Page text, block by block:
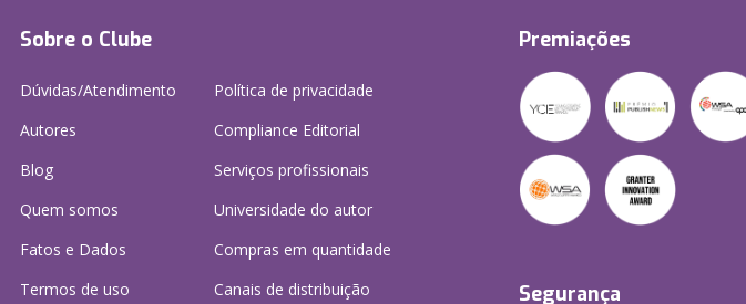
Sobre o Clube
Dúvidas/Atendimento
Autores
Blog
Quem somos
Fatos e Dados
Termos de uso
Política de privacidade
Compliance Editorial
Serviços profissionais
Universidade do autor
Compras em quantidade
Canais de distribuição
Premiações
Segurança